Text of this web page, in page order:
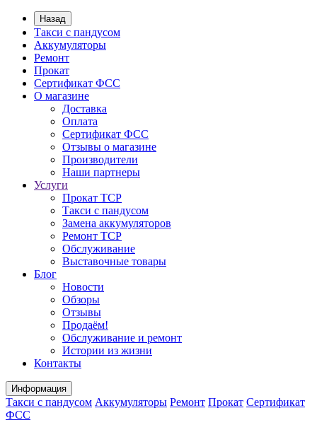
Назад
Такси с пандусом
Аккумуляторы
Ремонт
Прокат
Сертификат ФСС
О магазине
Доставка
Оплата
Сертификат ФСС
Отзывы о магазине
Производители
Наши партнеры
Услуги
Прокат ТСР
Такси с пандусом
Замена аккумуляторов
Ремонт ТСР
Обслуживание
Выставочные товары
Блог
Новости
Обзоры
Отзывы
Продаём!
Обслуживание и ремонт
Истории из жизни
Контакты
Информация
Такси с пандусом Аккумуляторы Ремонт Прокат Сертификат
ФСС